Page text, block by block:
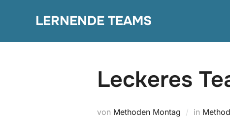
LERNENDE TEAMS
Leckeres
von Methoden Montag in